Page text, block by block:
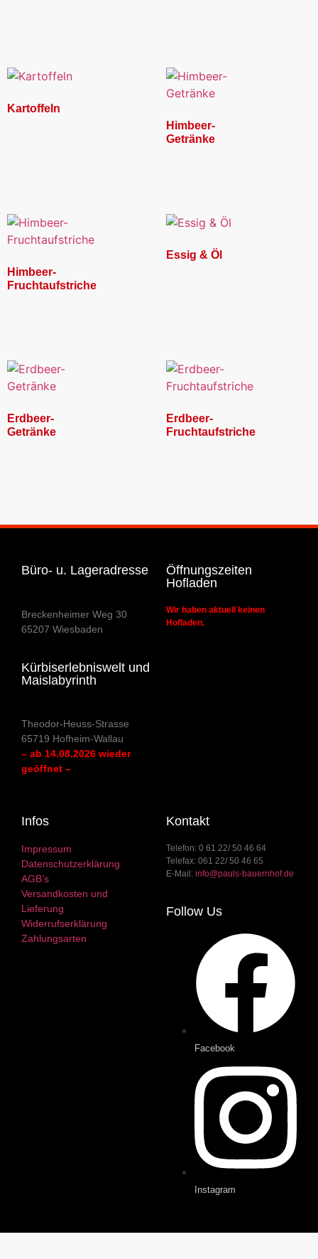
Kartoffeln
Himbeer-
Getränke
Himbeer-
Fruchtaufstriche
Essig & Öl
Erdbeer-
Getränke
Erdbeer-
Fruchtaufstriche
Büro- u. Lageradresse
Breckenheimer Weg 30
65207 Wiesbaden
Kürbiserlebniswelt und
Maislabyrinth
Theodor-Heuss-Strasse
65719 Hofheim-Wallau
– ab 14.08.2026 wieder
geöffnet –
Öffnungszeiten
Hofladen
Wir haben aktuell keinen
Hofladen.
Infos
Impressum
Datenschutzerklärung
AGB’s
Versandkosten und
Lieferung
Widerrufserklärung
Zahlungsarten
Kontakt
Telefon: 0 61 22/ 50 46 64
Telefax: 061 22/ 50 46 65
E-Mail: info@pauls-bauernhof.de
Follow Us
Facebook
Instagram